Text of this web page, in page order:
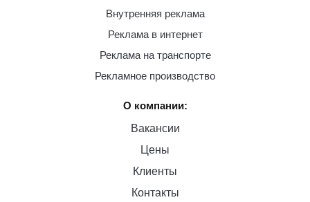
Внутренняя реклама
Реклама в интернет
Реклама на транспорте
Рекламное производство
О компании:
Вакансии
Цены
Клиенты
Контакты